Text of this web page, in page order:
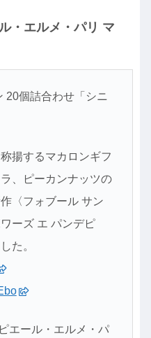
・エルメ・パリ マ
20個詰合わせ「シニ
揚するマカロンギフ
、ピーカンナッツの
〈フォブール サン
ーズ エ パンデピ
た。
エール・エルメ・パ